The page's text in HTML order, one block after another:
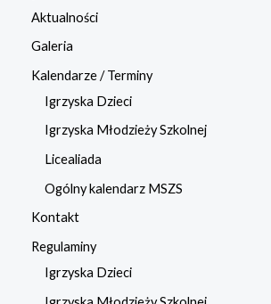
Aktualności
Galeria
Kalendarze / Terminy
Igrzyska Dzieci
Igrzyska Młodzieży Szkolnej
Licealiada
Ogólny kalendarz MSZS
Kontakt
Regulaminy
Igrzyska Dzieci